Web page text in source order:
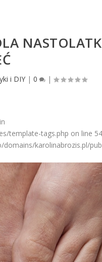
i DIY| 0 |
template-tags.php on line
karolinabrozis.pl/